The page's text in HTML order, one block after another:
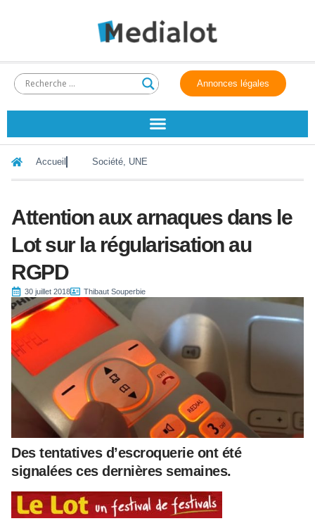
Annonces légales
Accueil Société, UNE
Attention aux arnaques dans le
Lot sur la régularisation au
RGPD
30 juillet 2018 Thibaut Souperbie
Des tentatives d’escroquerie ont été
signalées ces dernières semaines.